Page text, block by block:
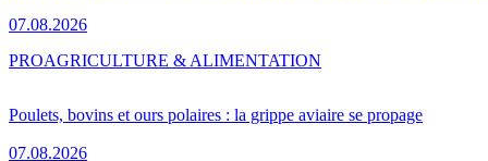
07.08.2026
Poulets, bovins et ours polaires : la grippe aviaire se propage
07.08.2026
PROAGRICULTURE & ALIMENTATION